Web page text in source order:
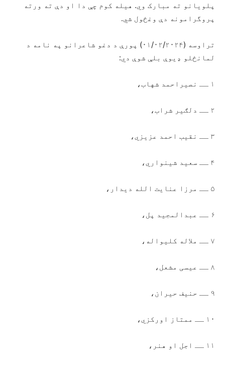
پلویانو ته مبارک وي. هیله کوم چې دا او دې ته ورته
پروگرامونه دې وغځول شي.
تراوسه (۰۱/۰۲/۲۰۲۴) پورې د دغو شاعرانو په نامه د
لمانځلو ډیوې بلې شوې دي:
۱ ــ نصیراحمد شهاب،
۲ ــ دلګیر شراب،
۳ ــ نقیب احمد عزیزي،
۴ ــ سعید شینواري،
۵ ــ مرزا عنایت الله دیدار،
۶ ــ عبدالمجید پل،
۷ ــ ملاله کلیواله،
۸ ــ عیسی مشعل،
۹ ــ حنیف حیران،
۱۰ ــ ممتاز اورکزي،
۱۱ ــ اجل او هنر،